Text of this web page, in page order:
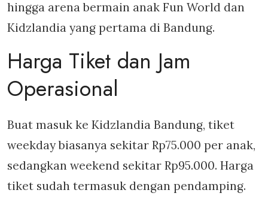
hingga arena bermain anak Fun World dan
Kidzlandia yang pertama di Bandung.
Harga Tiket dan Jam
Operasional
Buat masuk ke Kidzlandia Bandung, tiket
weekday biasanya sekitar Rp75.000 per anak,
sedangkan weekend sekitar Rp95.000. Harga
tiket sudah termasuk dengan pendamping.